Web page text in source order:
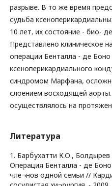
разрыве. В то же время
судьба
10 лет, их состояние - био-
Представлено клиническое
операции Бенталла - де Боно
ксеноперикардиального
синдромом Марфана,
слоением восходящей
осуществлялось на
Литература
1. Барбухатти К.О.,
Операция Бенталла - де
чле¬нов одной семьи //